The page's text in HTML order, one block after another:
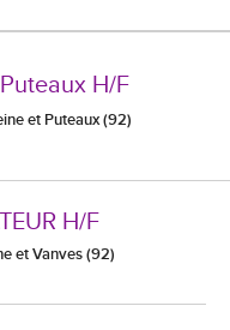
H/F
et Puteaux (92)
H/F
et Vanves (92)